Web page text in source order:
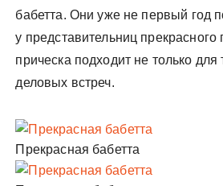
бабетта. Они уже не первый год
у представительниц прекрасного
прическа подходит не только
деловых встреч.
Прекрасная бабетта